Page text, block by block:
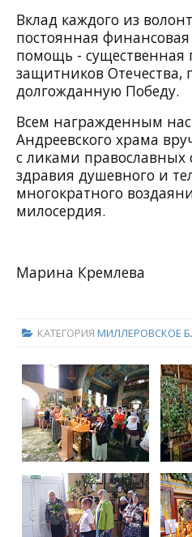
Вклад каждого из
постоянная
помощь - существенная
защитников
долгожданную Победу.
Всем награжденным
Андреевского храма
с ликами православных
здравия душевного и
многократного
милосердия.
Марина Кремлева
КАТЕГОРИЯ МИЛЛЕРОВСКОЕ